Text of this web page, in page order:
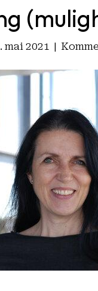
mai 2021 |